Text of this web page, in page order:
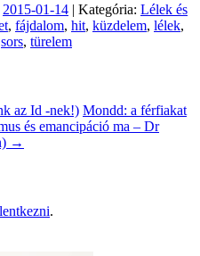
2015-01-14 | Kategória: Lélek és
, fájdalom, hit, küzdelem, lélek,
sors, türelem
az Id -nek!) Mondd: a férfiakat
és emancipáció ma – Dr
→
.